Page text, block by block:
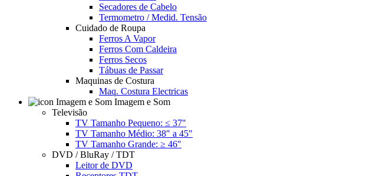
Secadores de Cabelo
Termometro / Medid. Tensão
Cuidado de Roupa
Ferros A Vapor
Ferros Com Caldeira
Ferros Secos
Tábuas de Passar
Maquinas de Costura
Maq. Costura Electricas
Imagem e Som
Televisão
TV Tamanho Pequeno: ≤ 37"
TV Tamanho Médio: 38" a 45"
TV Tamanho Grande: ≥ 46"
DVD / BluRay / TDT
Leitor de DVD